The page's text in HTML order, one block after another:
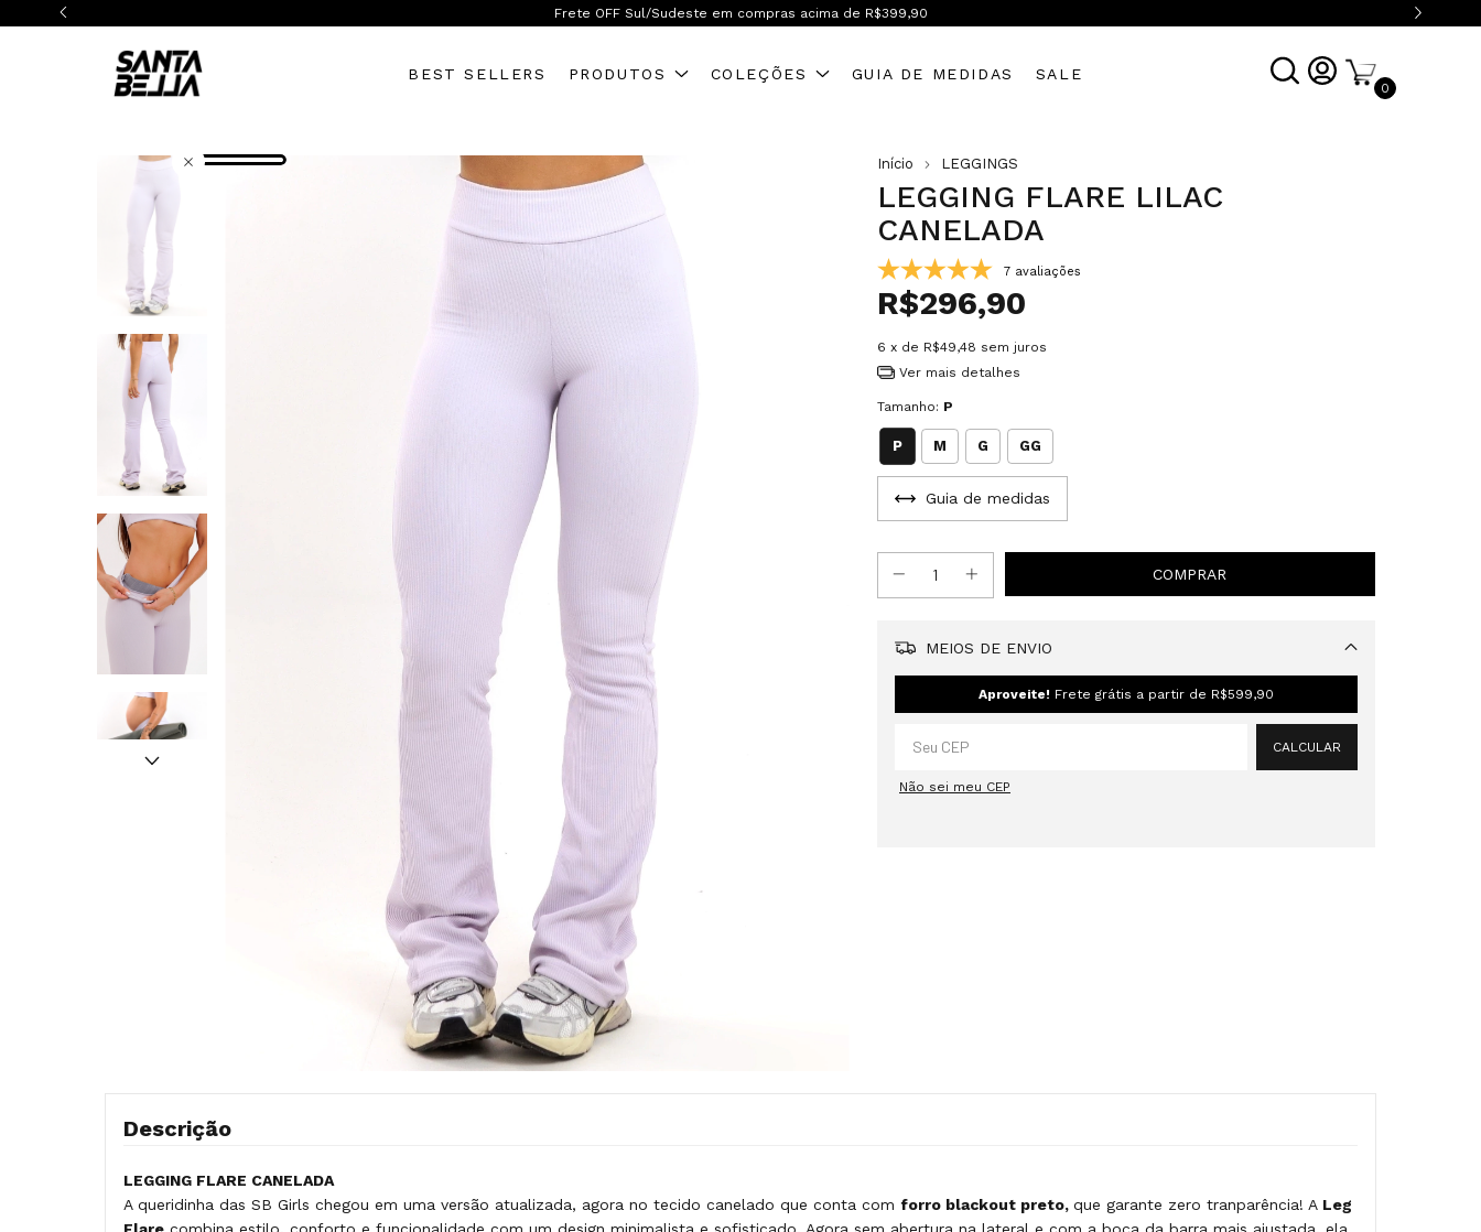
Frete OFF Brasil inteiro! A partir de R$599,90
BEST SELLERS PRODUTOS COLEÇÕES GUIA DE MEDIDAS SALE
0
Início LEGGINGS
LEGGING FLARE LILAC
CANELADA
7 avaliações
R$296,90
6 x de R$49,48 sem juros
Ver mais detalhes
Tamanho: P
P M G GG
Guia de medidas
MEIOS DE ENVIO
Aproveite! Frete grátis a partir de R$599,90
CALCULAR
Não sei meu CEP
Descrição
LEGGING FLARE CANELADA
A queridinha das SB Girls chegou em uma versão atualizada, agora no tecido canelado que conta com forro blackout preto, que garante zero tranparência! A Leg
Flare combina estilo, conforto e funcionalidade com um design minimalista e sofisticado. Agora sem abertura na lateral e com a boca da barra mais ajustada, ela